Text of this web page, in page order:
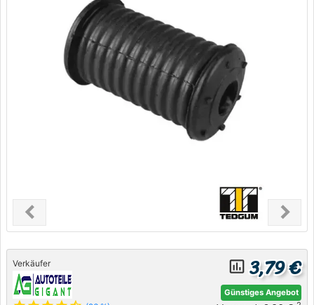
chevron_leftPrevious chevron_right
Next
Verkäufer insert_chart_outlined 3,79 €
Günstiges Angebot